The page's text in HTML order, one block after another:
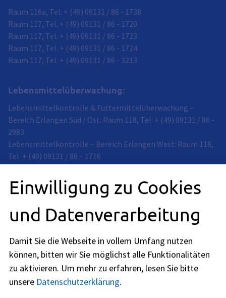
Raum 116a, Tel. + (49) 09131 / 86 - 1738
Raum 117, Tel. + (49) 09131 / 86 - 1720
Raum 117, Tel. + (49) 09131 / 86 - 1723
Raum 117, Tel. + (49) 09131 / 86 - 1724
Raum 117, Tel. + (49) 09131 / 86 - 3213
Lebensmittelüberwachung:
Lebensmittelkontrolle & Futtermittelüberwachung –
Bereich Erlangen Süd / Ost: Raum 118, Tel. + (49) 09131 / 86 -
2983
Lebensmittelkontrolle – Bereich Erlangen West: Raum 118,
Tel. + (49) 09131 / 86 – 1716
(49) 09131 / 86 – 2519
Lebensmittelkontrolle – Bereich Erlangen Süd / West: Raum
118, Tel. + (49) 09131 / 86 - 3159
Lebensmittelkontrolle – Erlangen Ost: Raum 118, Tel. + (49)
Lebensmittelkontrolle – Erlangen Nord / West: Raum 118,
Tel. + (49) 09131 / 86 – 1511
Anschrift
Einwilligung zu Cookies
und Datenverarbeitung
Damit Sie die Webseite in vollem Umfang nutzen
können, bitten wir Sie möglichst alle Funktionalitäten
zu aktivieren. Um mehr zu erfahren, lesen Sie bitte
unsere Datenschutzerklärung.